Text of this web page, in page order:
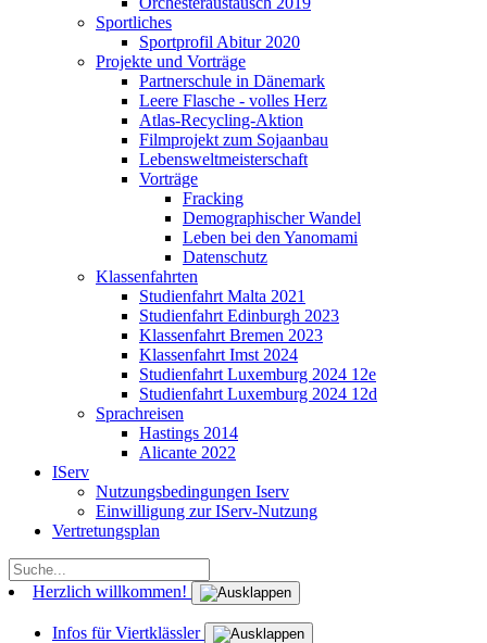
Sportliches
Sportprofil Abitur 2020
Projekte und Vorträge
Partnerschule in Dänemark
Leere Flasche - volles Herz
Atlas-Recycling-Aktion
Filmprojekt zum Sojaanbau
Lebensweltmeisterschaft
Vorträge
Fracking
Demographischer Wandel
Leben bei den Yanomami
Datenschutz
Klassenfahrten
Studienfahrt Malta 2021
Studienfahrt Edinburgh 2023
Klassenfahrt Bremen 2023
Klassenfahrt Imst 2024
Studienfahrt Luxemburg 2024 12e
Studienfahrt Luxemburg 2024 12d
Sprachreisen
Hastings 2014
Alicante 2022
IServ
Nutzungsbedingungen Iserv
Einwilligung zur IServ-Nutzung
Vertretungsplan
Herzlich willkommen!
Infos für Viertklässler